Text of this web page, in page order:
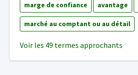
marge de confiance avantage
marché au comptant ou au détail
Voir les 49 termes approchants